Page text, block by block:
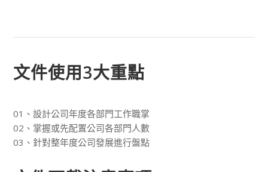
文件使用3大重點
01、設計公司年度各部門工作職掌
02、掌握或先配置公司各部門人數
03、針對整年度公司發展進行盤點